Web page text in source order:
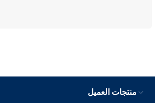
منتجات العميل